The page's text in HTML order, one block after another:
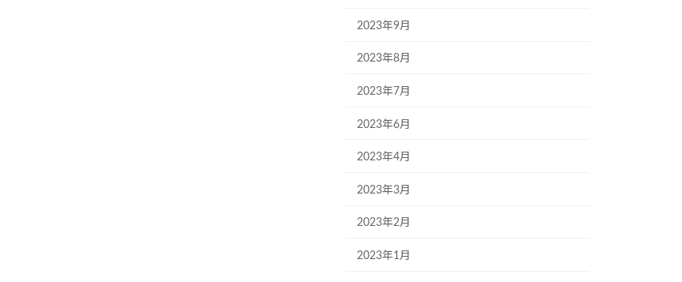
2023年9月
2023年8月
2023年7月
2023年6月
2023年4月
2023年3月
2023年2月
2023年1月